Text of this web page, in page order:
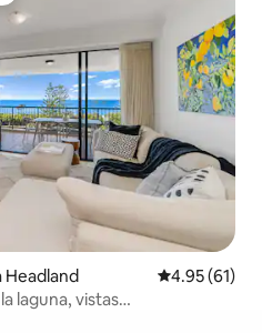
Calificación
4.95 (61)
laguna, vistas